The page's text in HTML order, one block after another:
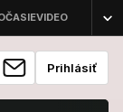
Prihlásiť